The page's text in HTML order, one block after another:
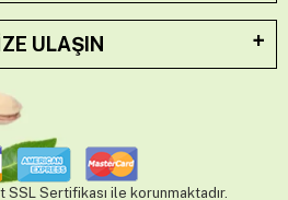
ULAŞIN
Sertifikası ile korunmaktadır.